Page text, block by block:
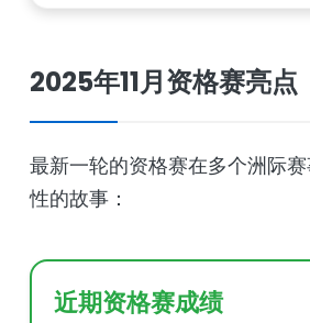
2025年11月资格赛亮点
最新一轮的资格赛在多个洲际
性的故事：
近期资格赛成绩